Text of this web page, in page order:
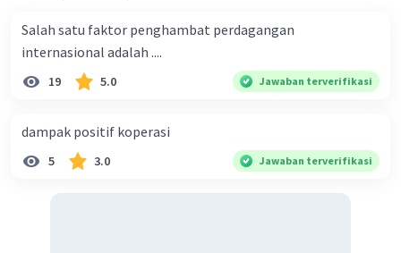
Salah satu faktor penghambat perdagangan
internasional adalah ....
19 5.0 Jawaban terverifikasi
dampak positif koperasi
5 3.0 Jawaban terverifikasi